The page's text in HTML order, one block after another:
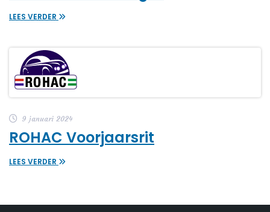
LEES VERDER
9 januari 2024
ROHAC Voorjaarsrit
LEES VERDER